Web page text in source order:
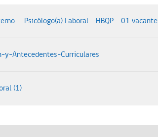
_ Psicólogo(a) Laboral _HBQP _01 vacante
y-Antecedentes-Curriculares
(1)